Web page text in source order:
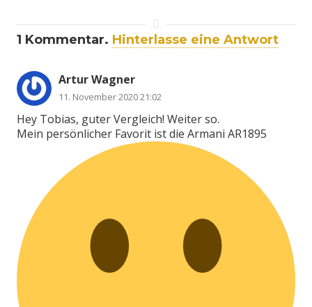
1 Kommentar. Hinterlasse eine Antwort
Artur Wagner
11. November 2020 21:02
Hey Tobias, guter Vergleich! Weiter so.
Mein persönlicher Favorit ist die Armani AR1895